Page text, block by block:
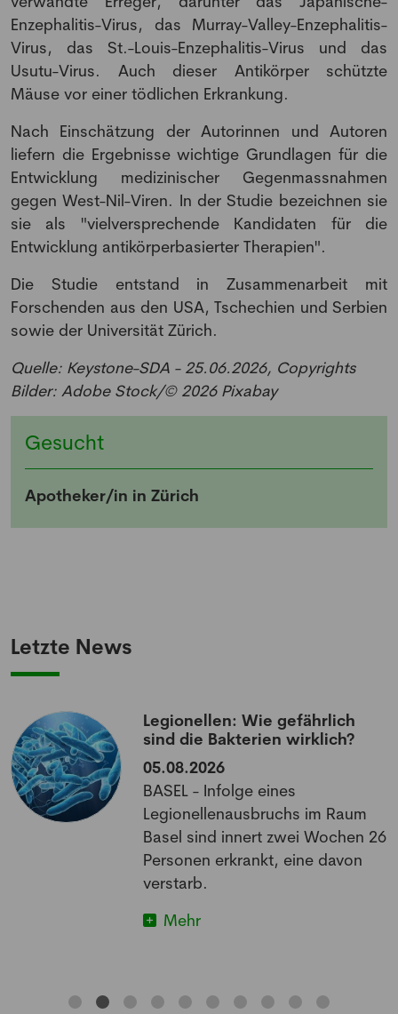
Enzephalitis-Virus, das Murray-Valley-Enzephalitis-
Virus, das St.-Louis-Enzephalitis-Virus und das
Usutu-Virus. Auch dieser Antikörper schützte
Mäuse vor einer tödlichen Erkrankung.
Nach Einschätzung der Autorinnen und Autoren
liefern die Ergebnisse wichtige Grundlagen für die
Entwicklung medizinischer Gegenmassnahmen
gegen West-Nil-Viren. In der Studie bezeichnen sie
sie als "vielversprechende Kandidaten für die
Entwicklung antikörperbasierter Therapien".
Die Studie entstand in Zusammenarbeit mit
Forschenden aus den USA, Tschechien und Serbien
sowie der Universität Zürich.
Quelle: Keystone-SDA - 25.06.2026, Copyrights
Bilder: Adobe Stock/© 2026 Pixabay
Gesucht
Apotheker/in in Zürich
Letzte News
Legionellen: Wie gefährlich
sind die Bakterien wirklich?
05.08.2026
BASEL - Infolge eines
Legionellenausbruchs im Raum
Basel sind innert zwei Wochen 26
Personen erkrankt, eine davon
verstarb.
Mehr
NEWSLETTER
Anmeldung Newsletter
Melde dich kostenlos für unseren Newsletter
an und erhalte einmal pro Woche die neusten
Stellenangebote und News aus der Welt der
Pharmazie und Medizin.